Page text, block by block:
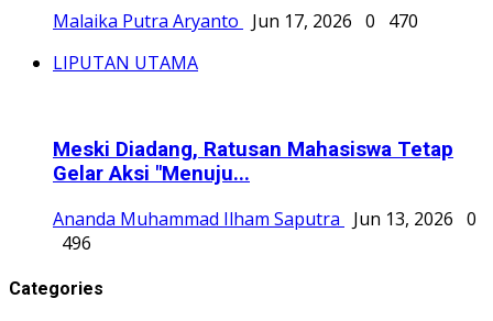
Malaika Putra Aryanto
Jun 17, 2026 0
470
LIPUTAN UTAMA
Meski Diadang, Ratusan Mahasiswa Tetap
Gelar Aksi "Menuju...
Ananda Muhammad Ilham Saputra
Jun 13, 2026 0
496
Categories